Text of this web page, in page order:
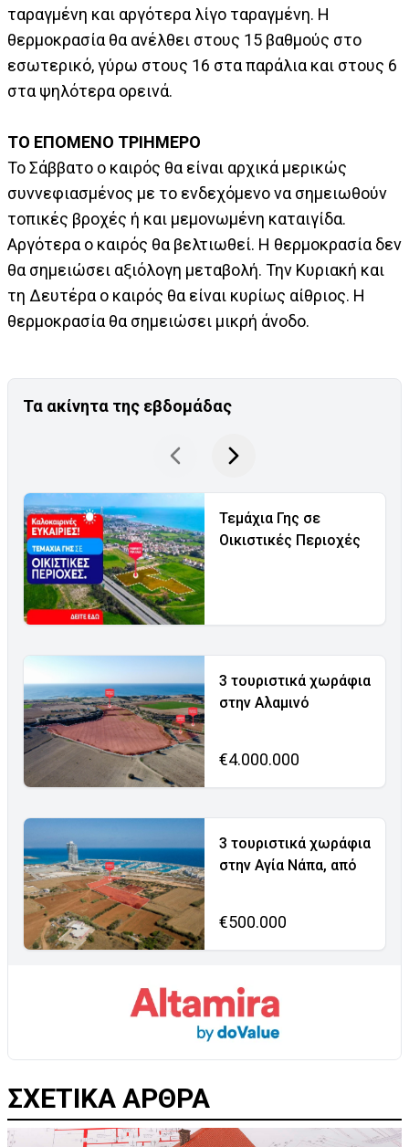
ταραγμένη και αργότερα λίγο ταραγμένη. Η
θερμοκρασία θα ανέλθει στους 15 βαθμούς στο
εσωτερικό, γύρω στους 16 στα παράλια και στους 6
στα ψηλότερα ορεινά.
ΤΟ ΕΠΟΜΕΝΟ ΤΡΙΗΜΕΡΟ
Το Σάββατο ο καιρός θα είναι αρχικά μερικώς
συννεφιασμένος με το ενδεχόμενο να σημειωθούν
τοπικές βροχές ή και μεμονωμένη καταιγίδα.
Αργότερα ο καιρός θα βελτιωθεί. Η θερμοκρασία δεν
θα σημειώσει αξιόλογη μεταβολή. Την Κυριακή και
τη Δευτέρα ο καιρός θα είναι κυρίως αίθριος. Η
θερμοκρασία θα σημειώσει μικρή άνοδο.
Τα ακίνητα της εβδομάδας
Τεμάχια Γης σε
Οικιστικές Περιοχές
3 τουριστικά χωράφια
στην Αλαμινό
€4.000.000
3 τουριστικά χωράφια
στην Αγία Νάπα, από
€500.000
ΣΧΕΤΙΚΑ ΑΡΘΡΑ